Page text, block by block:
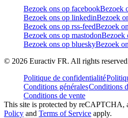
Bezoek ons op facebookBezoek
Bezoek ons op linkedinBezoek
Bezoek ons op rss-feedBezoek
Bezoek ons op mastodonBezoek
Bezoek ons op blueskyBezoek
© 2026 Euractiv FR. All rights
Politique de confidentialité
Conditions généralesConditions
Conditions de vente
This site is protected by reCAPTCHA,
Policy and Terms of Service apply.